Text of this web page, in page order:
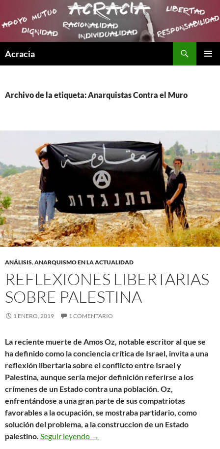
Acracia
Archivo de la etiqueta: Anarquistas Contra el Muro
ANÁLISIS,ANARQUISMO EN LA ACTUALIDAD
REFLEXIONES LIBERTARIAS
SOBRE PALESTINA
1 ENERO, 2019 1 COMENTARIO
La reciente muerte de Amos Oz, notable escritor al que se
ha definido como la conciencia crítica de Israel, invita a una
reflexión libertaria sobre el conflicto entre Israel y
Palestina, aunque sería mejor definición referirse a los
crímenes de un Estado contra una población. Oz,
enfrentándose a una gran parte de sus compatriotas
favorables a la ocupación, se mostraba partidario, como
solución del problema, a la construccion de un Estado
palestino. Seguir leyendo Reflexiones libertarias sobre Palestina
→